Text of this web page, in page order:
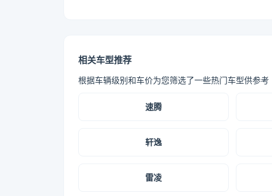
相关车型推荐
根据车辆级别和车价为您筛选了一些热门车型供参考
速腾
轩逸
雷凌